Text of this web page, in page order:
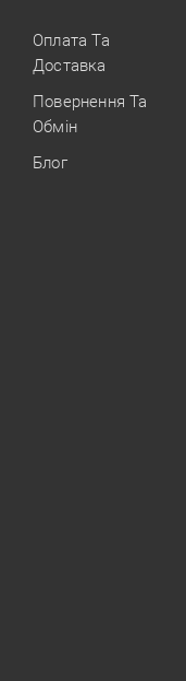
Оплата Та
Доставка
Повернення Та
Обмін
Блог